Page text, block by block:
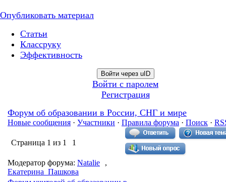
Опубликовать материал
Статьи
Классруку
Эффективность
Войти через uID
Войти с паролем
Регистрация
Форум об образовании в России, СНГ и мире
Новые сообщения · Участники · Правила форума · Поиск ·
Страница 1 из 1 1
Модератор форума: Natalie
,
Екатерина_Пашкова